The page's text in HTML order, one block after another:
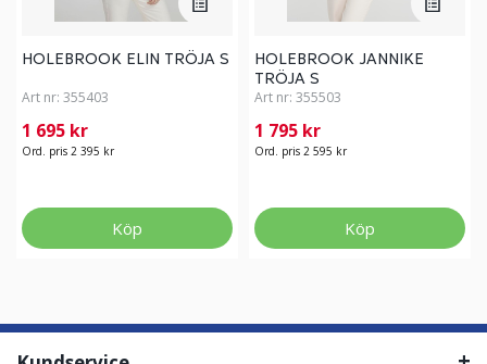
HOLEBROOK ELIN TRÖJA S
Art nr: 355403
1 695 kr
Ord. pris 2 395 kr
Köp
HOLEBROOK JANNIKE
TRÖJA S
Art nr: 355503
1 795 kr
Ord. pris 2 595 kr
Köp